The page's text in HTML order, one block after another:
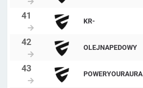
KR-
OLEJNAPEDOWY
POWERYOURAURA